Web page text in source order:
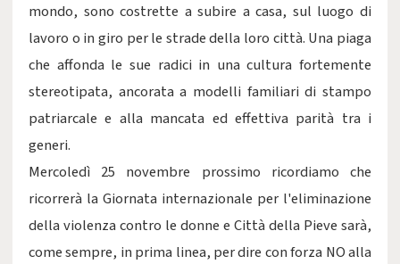
mondo, sono costrette a subire a casa, sul luogo di
lavoro o in giro per le strade della loro città. Una piaga
che affonda le sue radici in una cultura fortemente
stereotipata, ancorata a modelli familiari di stampo
patriarcale e alla mancata ed effettiva parità tra i
generi.
Mercoledì 25 novembre prossimo ricordiamo che
ricorrerà la Giornata internazionale per l'eliminazione
della violenza contro le donne e Città della Pieve sarà,
come sempre, in prima linea, per dire con forza NO alla